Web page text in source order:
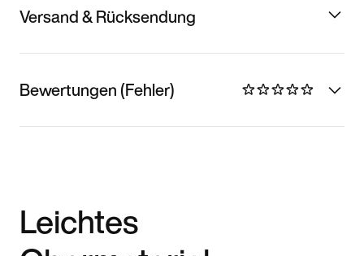
Versand & Rücksendung
Bewertungen (Fehler)
Leichtes